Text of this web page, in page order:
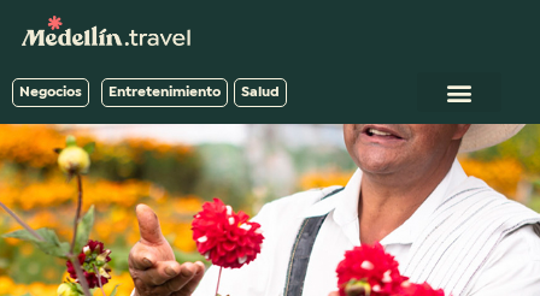
Negocios Entretenimiento Salud